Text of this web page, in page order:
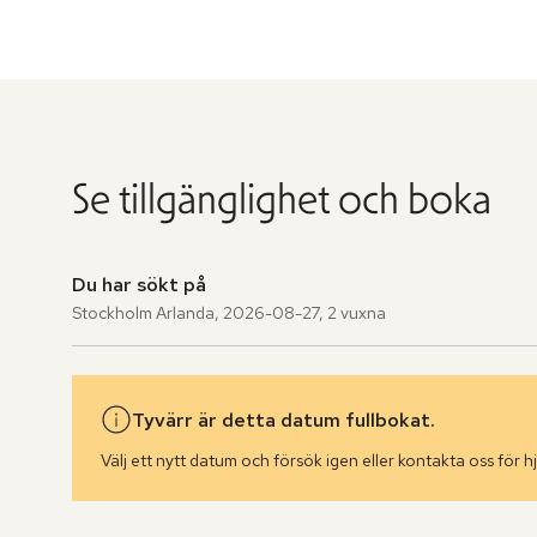
Se tillgänglighet och boka
Du har sökt på
Stockholm Arlanda, 2026-08-27, 2 vuxna
Tyvärr är detta datum fullbokat.
Välj ett nytt datum och försök igen eller kontakta oss för